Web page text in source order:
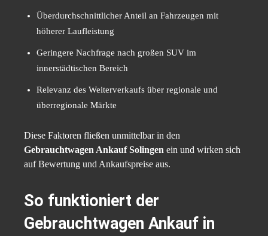
Überdurchschnittlicher Anteil an Fahrzeugen mit
höherer Laufleistung
Geringere Nachfrage nach großen SUV im
innerstädtischen Bereich
Relevanz des Weiterverkaufs über regionale und
überregionale Märkte
Diese Faktoren fließen unmittelbar in den
Gebrauchtwagen Ankauf Solingen ein und wirken sich
auf Bewertung und Ankaufspreise aus.
So funktioniert der
Gebrauchtwagen Ankauf in